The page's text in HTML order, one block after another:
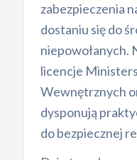
zabezpieczenia
dostaniu się do
niepowołanych.
licencje
Wewnętrznych
dysponują
do bezpiecznej